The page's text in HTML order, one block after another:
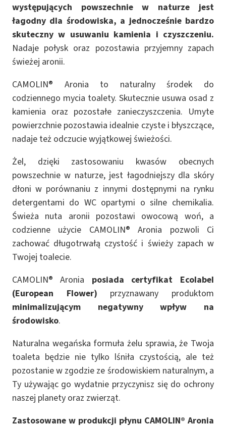
występujących powszechnie w naturze jest
łagodny dla środowiska, a jednocześnie bardzo
skuteczny w usuwaniu kamienia i czyszczeniu.
Nadaje połysk oraz pozostawia przyjemny zapach
świeżej aronii.
CAMOLIN® Aronia to naturalny środek do
codziennego mycia toalety. Skutecznie usuwa osad z
kamienia oraz pozostałe zanieczyszczenia. Umyte
powierzchnie pozostawia idealnie czyste i błyszczące,
nadaje też odczucie wyjątkowej świeżości.
Żel, dzięki zastosowaniu kwasów obecnych
powszechnie w naturze, jest łagodniejszy dla skóry
dłoni w porównaniu z innymi dostępnymi na rynku
detergentami do WC opartymi o silne chemikalia.
Świeża nuta aronii pozostawi owocową woń, a
codzienne użycie CAMOLIN® Aronia pozwoli Ci
zachować długotrwałą czystość i świeży zapach w
Twojej toalecie.
CAMOLIN® Aronia posiada certyfikat Ecolabel
(European Flower) przyznawany produktom
minimalizującym negatywny wpływ na
środowisko.
Naturalna wegańska formuła żelu sprawia, że Twoja
toaleta będzie nie tylko lśniła czystością, ale też
pozostanie w zgodzie ze środowiskiem naturalnym, a
Ty używając go wydatnie przyczynisz się do ochrony
naszej planety oraz zwierząt.
Zastosowane w produkcji płynu CAMOLIN® Aronia